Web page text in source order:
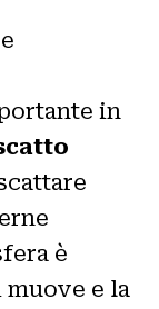
in
è
e la